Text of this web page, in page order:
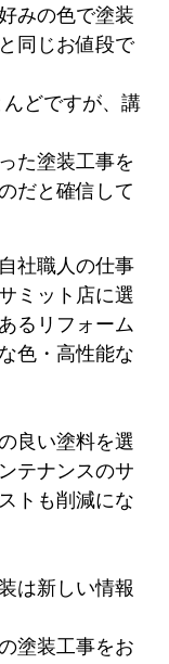
みの色で塗装
同じお値段で
どですが、講
た塗装工事を
だと確信して
社職人の仕事
ミット店に選
るリフォーム
色・高性能な
良い塗料を選
テナンスのサ
トも削減にな
は新しい情報
塗装工事をお